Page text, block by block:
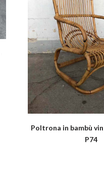
Poltrona in bambù
P74